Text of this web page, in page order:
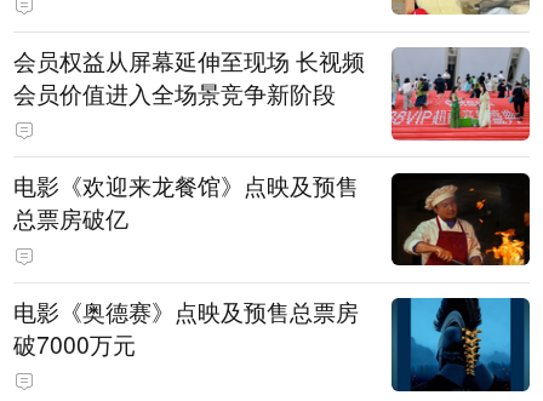
会员权益从屏幕延伸至现场 长视频
会员价值进入全场景竞争新阶段
电影《欢迎来龙餐馆》点映及预售
总票房破亿
电影《奥德赛》点映及预售总票房
破7000万元